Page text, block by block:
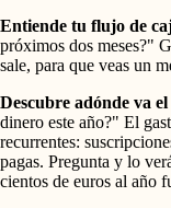
Entiende tu flujo de
próximos dos meses?"
sale, para que veas un
Descubre adónde va
dinero este año?" El
recurrentes:
pagas. Pregunta y lo
cientos de euros al año